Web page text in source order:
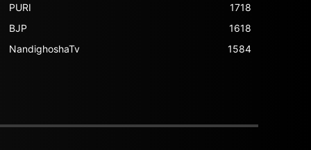
PURI
1718
BJP
1618
NandighoshaTv
1584